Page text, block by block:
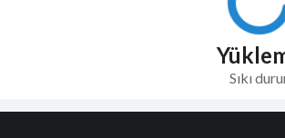
Sıkı